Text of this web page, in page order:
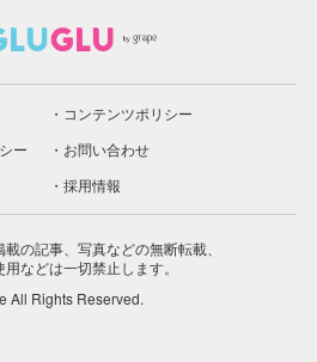
コンテンツポリシー
ー
お問い合わせ
採用情報
の記事、写真などの無断転載、
などは一切禁止します。
All Rights Reserved.